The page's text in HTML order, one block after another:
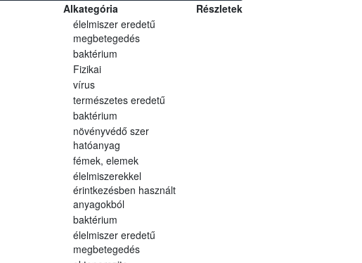
Alkategória
Részletek
élelmiszer eredetű
megbetegedés
baktérium
Fizikai
vírus
természetes eredetű
baktérium
növényvédő szer
hatóanyag
fémek, elemek
élelmiszerekkel
érintkezésben használt
anyagokból
baktérium
élelmiszer eredetű
megbetegedés